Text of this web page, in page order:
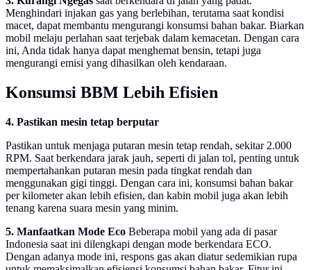
Menghindari injakan gas yang berlebihan, terutama saat kondisi
macet, dapat membantu mengurangi konsumsi bahan bakar. Biarkan
mobil melaju perlahan saat terjebak dalam kemacetan. Dengan cara
ini, Anda tidak hanya dapat menghemat bensin, tetapi juga
mengurangi emisi yang dihasilkan oleh kendaraan.
Konsumsi BBM Lebih Efisien
4. Pastikan mesin tetap berputar
Pastikan untuk menjaga putaran mesin tetap rendah, sekitar 2.000
RPM. Saat berkendara jarak jauh, seperti di jalan tol, penting untuk
mempertahankan putaran mesin pada tingkat rendah dan
menggunakan gigi tinggi. Dengan cara ini, konsumsi bahan bakar
per kilometer akan lebih efisien, dan kabin mobil juga akan lebih
tenang karena suara mesin yang minim.
5. Manfaatkan Mode Eco Beberapa mobil yang ada di pasar
Indonesia saat ini dilengkapi dengan mode berkendara ECO.
Dengan adanya mode ini, respons gas akan diatur sedemikian rupa